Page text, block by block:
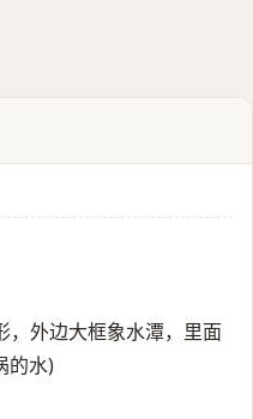
，外边大框象水潭，里面
的水)